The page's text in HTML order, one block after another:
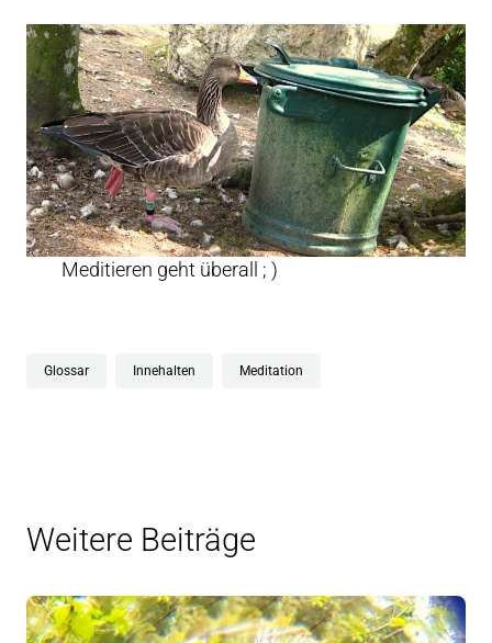
Meditieren geht überall ; )
Glossar Innehalten Meditation
Weitere Beiträge